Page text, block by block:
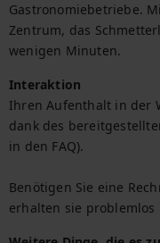
Gastronomiebetriebe.
Zentrum, das
wenigen Minuten.
Interaktion
Ihren Aufenthalt in der
dank des
in den FAQ).
Benötigen Sie eine
erhalten sie